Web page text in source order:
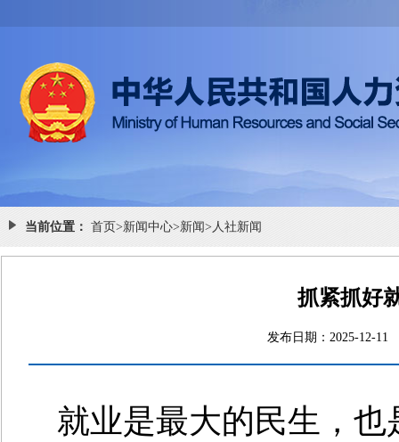
当前位置： 首页>新闻中心>新闻> 人社新闻
抓紧抓好
发布日期：
就业是最大的民生，